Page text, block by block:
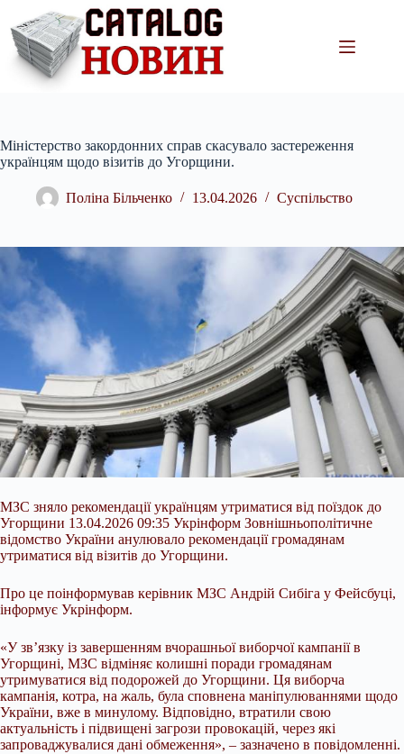
вмісту
Міністерство закордонних справ скасувало застереження
українцям щодо візитів до Угорщини.
Поліна Більченко 13.04.2026 Суспільство
МЗС зняло рекомендації українцям утриматися від поїздок до
Угорщини 13.04.2026 09:35 Укрінформ Зовнішньополітичне
відомство України анулювало рекомендації громадянам
утриматися від візитів до Угорщини.
Про це поінформував керівник МЗС Андрій Сибіга у Фейсбуці,
інформує Укрінформ.
«У звʼязку із завершенням вчорашньої виборчої кампанії в
Угорщині, МЗС відміняє колишні поради громадянам
утримуватися від подорожей до Угорщини. Ця виборча
кампанія, котра, на жаль, була сповнена маніпулюваннями щодо
України, вже в минулому. Відповідно, втратили свою
актуальність і підвищені загрози провокацій, через які
запроваджувалися дані обмеження», – зазначено в повідомленні.